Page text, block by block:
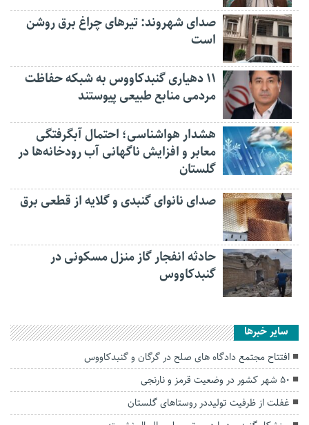
صدای شهروند: تیرهای چراغ برق روشن
است
۱۱ دهیاری گنبدکاووس به شبکه حفاظت
مردمی منابع طبیعی پیوستند
هشدار هواشناسی؛ احتمال آبگرفتگی
معابر و افزایش ناگهانی آب رودخانه‌ها در
گلستان
صدای نانوای گنبدی و گلایه از قطعی برق
حادثه انفجار گاز منزل مسکونی در
گنبدکاووس
سایر خبرها
افتتاح مجتمع دادگاه های صلح در گرگان و گنبدکاووس
۵۰ شهر کشور در وضعیت قرمز و نارنجی
غفلت از ظرفیت تولیددر روستاهای گلستان